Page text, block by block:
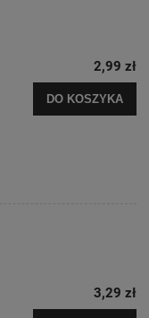
2,99 zł
DO KOSZYKA
3,29 zł